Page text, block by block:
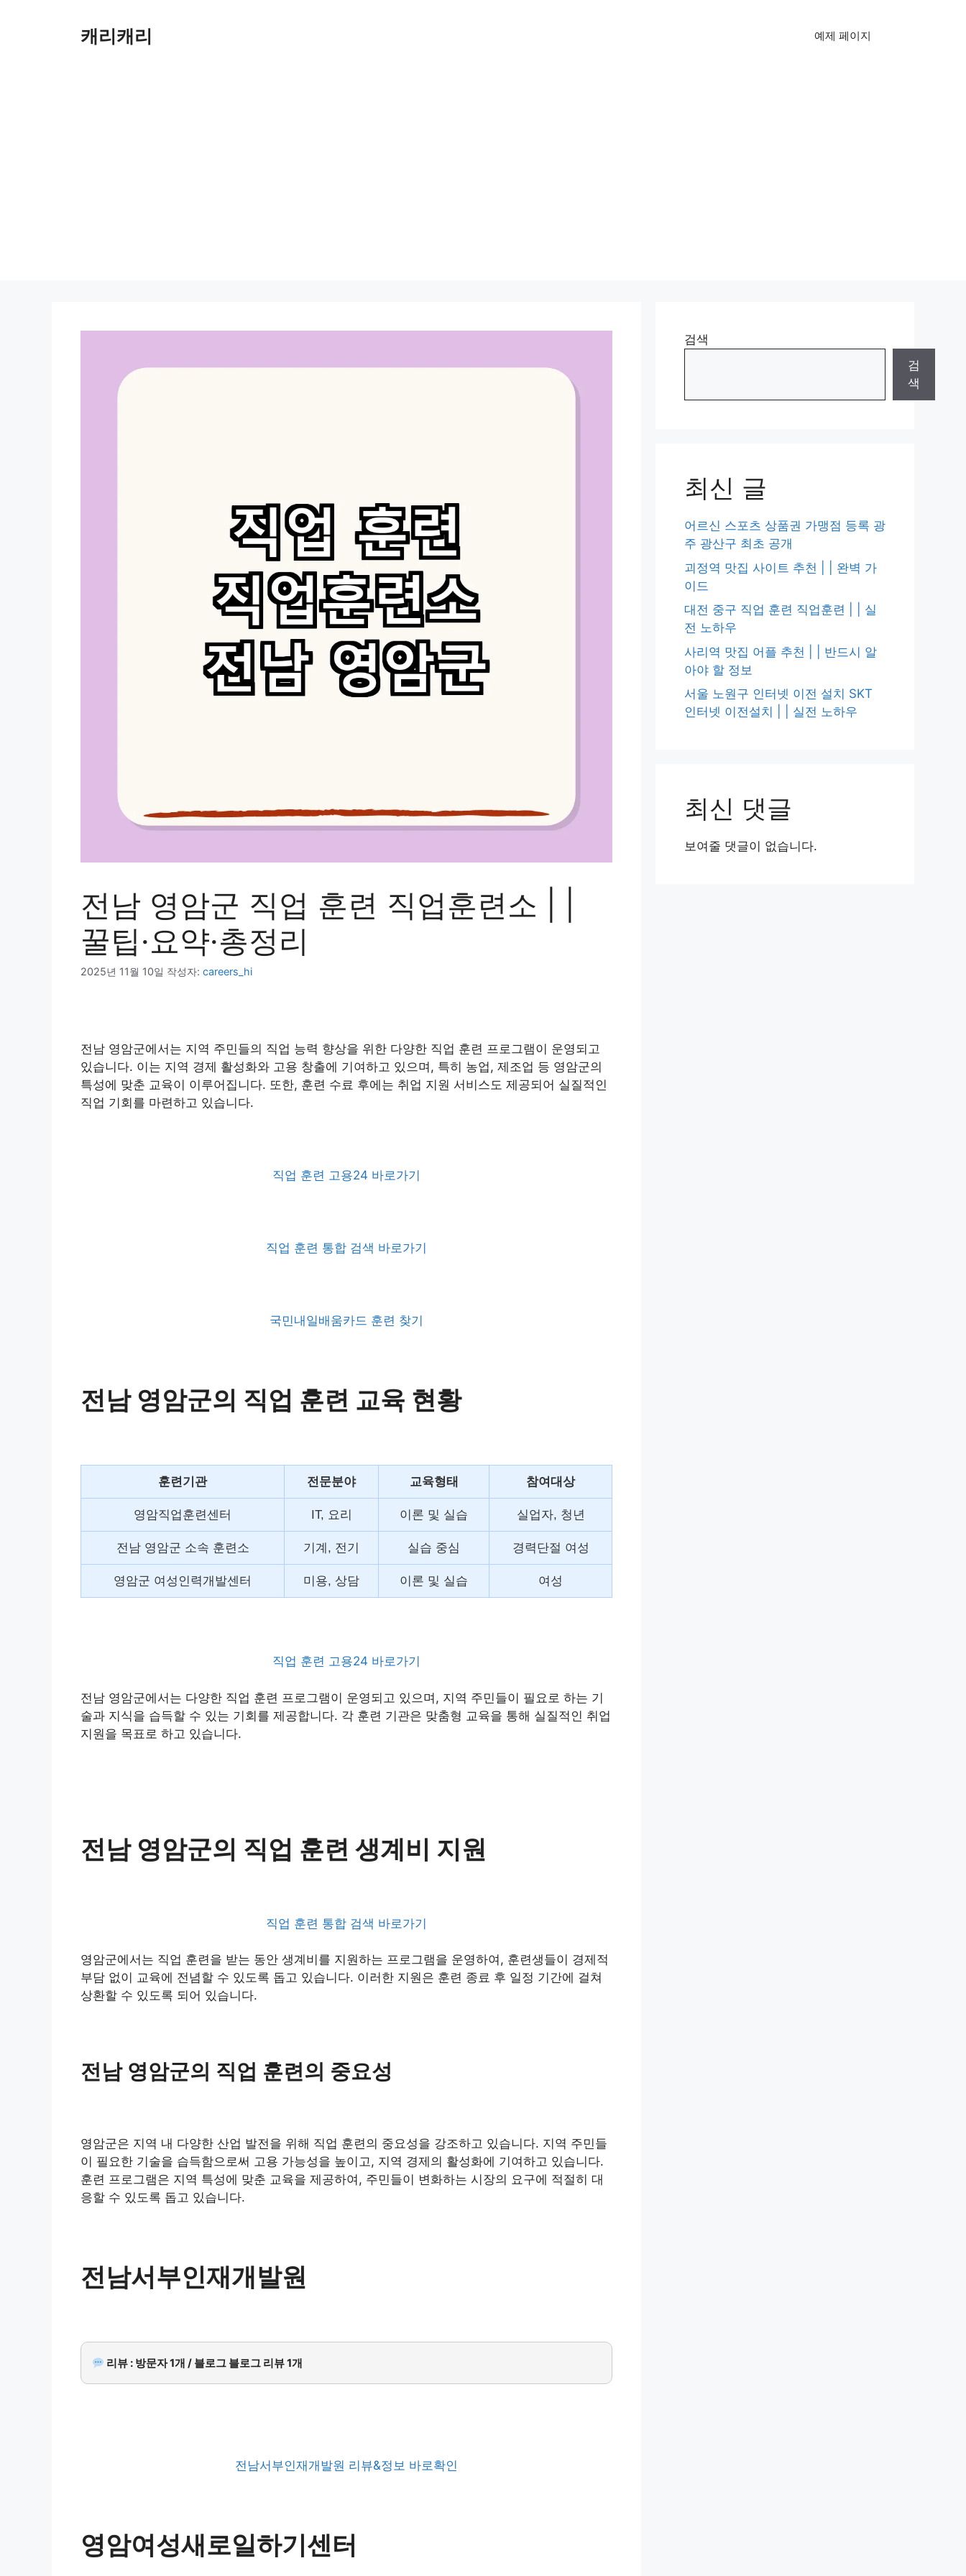
캐리캐리 예제 페이지
전남 영암군 직업 훈련 직업훈련소 | |
꿀팁·요약·총정리
2025년 11월 10일 작성자: careers_hi
전남 영암군에서는 지역 주민들의 직업 능력 향상을 위한 다양한 직업 훈련 프로그램이 운영되고
있습니다. 이는 지역 경제 활성화와 고용 창출에 기여하고 있으며, 특히 농업, 제조업 등 영암군의
특성에 맞춘 교육이 이루어집니다. 또한, 훈련 수료 후에는 취업 지원 서비스도 제공되어 실질적인
직업 기회를 마련하고 있습니다.
직업 훈련 고용24 바로가기
직업 훈련 통합 검색 바로가기
국민내일배움카드 훈련 찾기
전남 영암군의 직업 훈련 교육 현황
훈련기관 전문분야 교육형태 참여대상
영암직업훈련센터 IT, 요리 이론 및 실습 실업자, 청년
전남 영암군 소속 훈련소 기계, 전기 실습 중심 경력단절 여성
영암군 여성인력개발센터 미용, 상담 이론 및 실습 여성
직업 훈련 고용24 바로가기
전남 영암군에서는 다양한 직업 훈련 프로그램이 운영되고 있으며, 지역 주민들이 필요로 하는 기
술과 지식을 습득할 수 있는 기회를 제공합니다. 각 훈련 기관은 맞춤형 교육을 통해 실질적인 취업
지원을 목표로 하고 있습니다.
전남 영암군의 직업 훈련 생계비 지원
직업 훈련 통합 검색 바로가기
영암군에서는 직업 훈련을 받는 동안 생계비를 지원하는 프로그램을 운영하여, 훈련생들이 경제적
부담 없이 교육에 전념할 수 있도록 돕고 있습니다. 이러한 지원은 훈련 종료 후 일정 기간에 걸쳐
상환할 수 있도록 되어 있습니다.
전남 영암군의 직업 훈련의 중요성
영암군은 지역 내 다양한 산업 발전을 위해 직업 훈련의 중요성을 강조하고 있습니다. 지역 주민들
이 필요한 기술을 습득함으로써 고용 가능성을 높이고, 지역 경제의 활성화에 기여하고 있습니다.
훈련 프로그램은 지역 특성에 맞춘 교육을 제공하여, 주민들이 변화하는 시장의 요구에 적절히 대
응할 수 있도록 돕고 있습니다.
전남서부인재개발원
리뷰 : 방문자 1개 / 블로그 블로그 리뷰 1개
전남서부인재개발원 리뷰&정보 바로확인
영암여성새로일하기센터
검색
검
색
최신 글
어르신 스포츠 상품권 가맹점 등록 광
주 광산구 최초 공개
괴정역 맛집 사이트 추천 | | 완벽 가
이드
대전 중구 직업 훈련 직업훈련 | | 실
전 노하우
사리역 맛집 어플 추천 | | 반드시 알
아야 할 정보
서울 노원구 인터넷 이전 설치 SKT
인터넷 이전설치 | | 실전 노하우
최신 댓글
보여줄 댓글이 없습니다.